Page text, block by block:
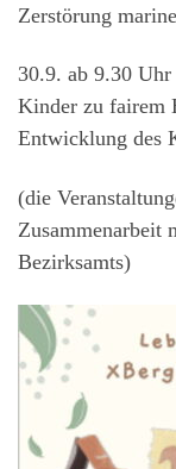
Zerstörung
30.9. ab 9.30
Kinder zu fairem
Entwicklung des
(die
Zusammenarbeit
Bezirksamts)